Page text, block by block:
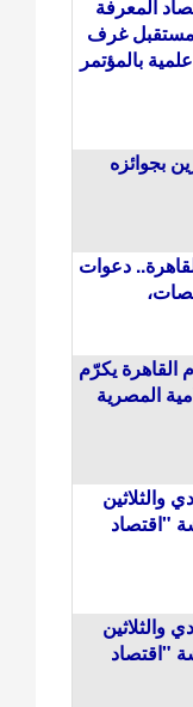
المعرفة
مستقبل غرف
بالمؤتمر
بجوائزه
دعوات
الدولي الـ31 لإعلام القاهرة يكرّم
المصرية
والثلاثين
"اقتصاد
والثلاثين
"اقتصاد